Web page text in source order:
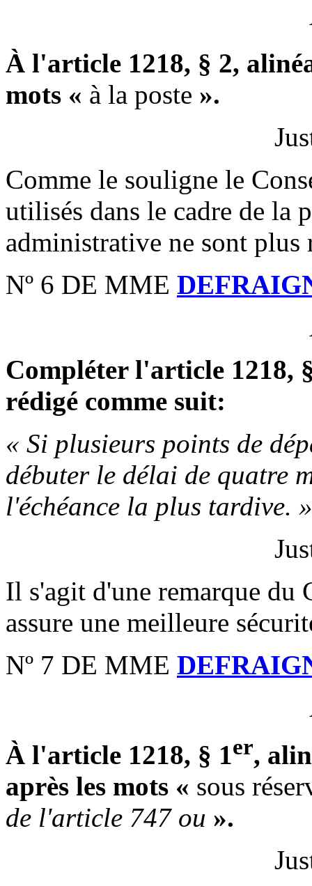
À l'article 1218, § 2,
mots « à la poste ».
Comme le souligne le
utilisés dans le cadre de la
administrative ne sont plus
Nº 6 DE MME
Compléter l'article 1218,
rédigé comme suit:
« Si plusieurs points de
débuter le délai de quatre
l'échéance la plus tardive. »
Il s'agit d'une remarque du
assure une meilleure
Nº 7 DE MME
À l'article 1218, § 1er,
après les mots « sous
de l'article 747 ou ».